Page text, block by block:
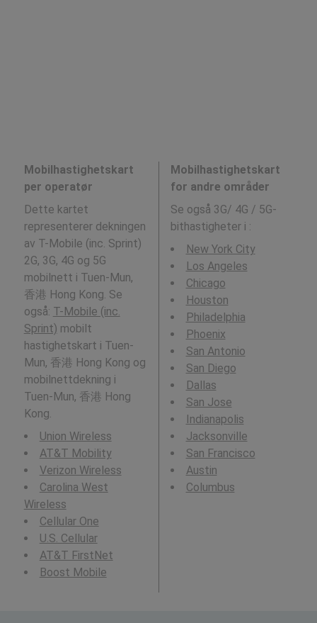
Mobilhastighetskart
per operatør
Dette kartet
representerer dekningen
av T-Mobile (inc. Sprint)
2G, 3G, 4G og 5G
mobilnett i Tuen-Mun,
香港 Hong Kong. Se
også: T-Mobile (inc.
Sprint) mobilt
hastighetskart i Tuen-
Mun, 香港 Hong Kong og
mobilnettdekning i
Tuen-Mun, 香港 Hong
Kong.
Union Wireless
AT&T Mobility
Verizon Wireless
Carolina West
Wireless
Cellular One
U.S. Cellular
AT&T FirstNet
Boost Mobile
Mobilhastighetskart
for andre områder
Se også 3G/ 4G / 5G-
bithastigheter i :
New York City
Los Angeles
Chicago
Houston
Philadelphia
Phoenix
San Antonio
San Diego
Dallas
San Jose
Indianapolis
Jacksonville
San Francisco
Austin
Columbus